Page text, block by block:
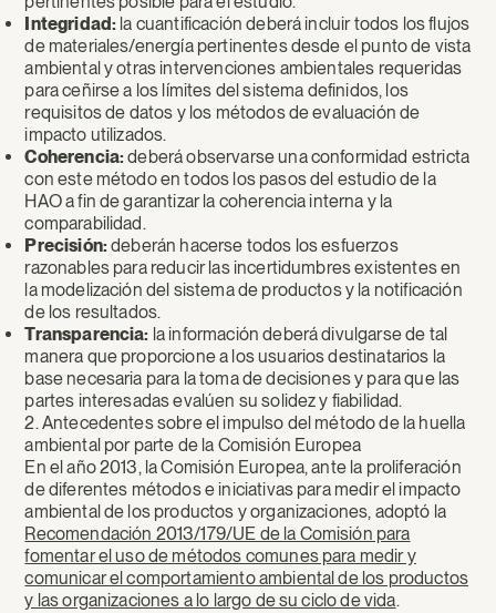
Integridad: la cuantificación deberá incluir todos los flujos
de materiales/energía pertinentes desde el punto de vista
ambiental y otras intervenciones ambientales requeridas
para ceñirse a los límites del sistema definidos, los
requisitos de datos y los métodos de evaluación de
impacto utilizados.
Coherencia:deberá observarse una conformidad estricta
con este método en todos los pasos del estudio de la
HAO a fin de garantizar la coherencia interna y la
comparabilidad.
Precisión:deberán hacerse todos los esfuerzos
razonables para reducir las incertidumbres existentes en
la modelización del sistema de productos y la notificación
de los resultados.
Transparencia: la información deberá divulgarse de tal
manera que proporcione a los usuarios destinatarios la
base necesaria para la toma de decisiones y para que las
partes interesadas evalúen su solidez y fiabilidad.
2. Antecedentes sobre el impulso del método de la huella
ambiental por parte de la Comisión Europea
En el año 2013, la Comisión Europea, ante la proliferación
de diferentes métodos e iniciativas para medir el impacto
ambiental de los productos y organizaciones, adoptó la
Recomendación 2013/179/UE de la Comisión para
fomentar el uso de métodos comunes para medir y
comunicar el comportamiento ambiental de los productos
y las organizaciones a lo largo de su ciclo de vida.